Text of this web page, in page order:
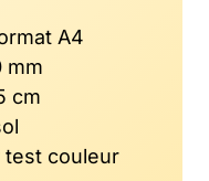
A4
mm
cm
test couleur